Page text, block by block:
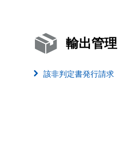
輸出管理
該非判定書発行請求